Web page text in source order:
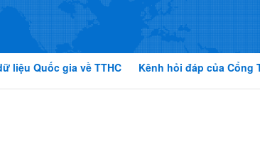
liệu Quốc gia về TTHC Kênh hỏi đáp của Cổng